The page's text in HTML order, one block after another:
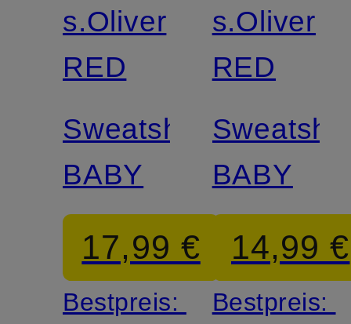
s.Oliver
RED
Sweatshirt
BABY
17,99 €
Bestpreis:
s.Oliver
RED
BABY
14,99 €
Bestpreis: